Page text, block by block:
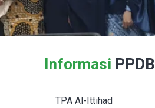
Informasi PPDB
TPA Al-Ittihad